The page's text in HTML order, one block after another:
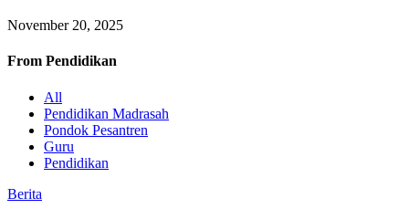
November 20, 2025
From Pendidikan
All
Pendidikan Madrasah
Pondok Pesantren
Guru
Pendidikan
Berita